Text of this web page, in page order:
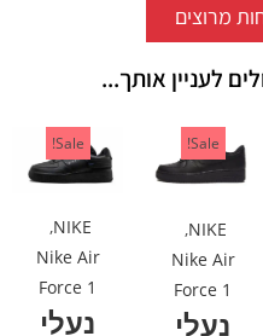
מרוצים
לעניין אותך...
Sale!
NIKE
,
Nike Air
Force 1
נעלי
Sale!
NIKE
,
Nike Air
Force 1
נעלי